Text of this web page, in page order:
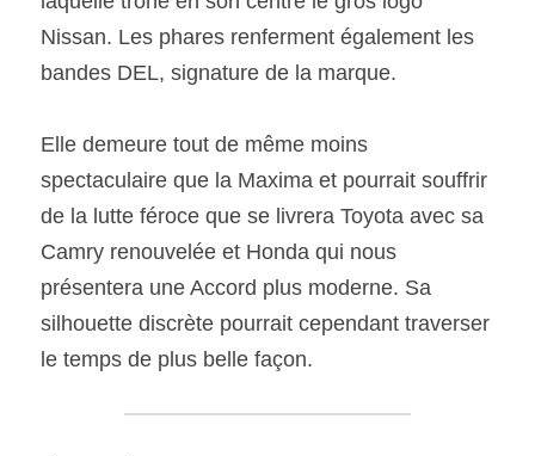
Nissan. Les phares renferment également les
bandes DEL, signature de la marque.
Elle demeure tout de même moins
spectaculaire que la Maxima et pourrait souffrir
de la lutte féroce que se livrera Toyota avec sa
Camry renouvelée et Honda qui nous
présentera une Accord plus moderne. Sa
silhouette discrète pourrait cependant traverser
le temps de plus belle façon.